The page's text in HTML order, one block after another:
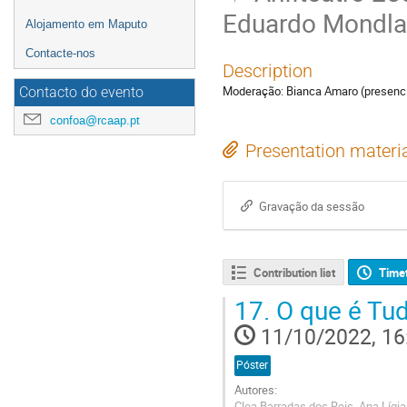
Alojamento em Maputo
Contacte-nos
Contacto do evento
confoa@rcaap.pt
Eduardo
Description
Moderação: Bianca Amaro
Presentation
Gravação da sessão
Contribution list
17. O que é
11/10/2022,
Póster
Autores: